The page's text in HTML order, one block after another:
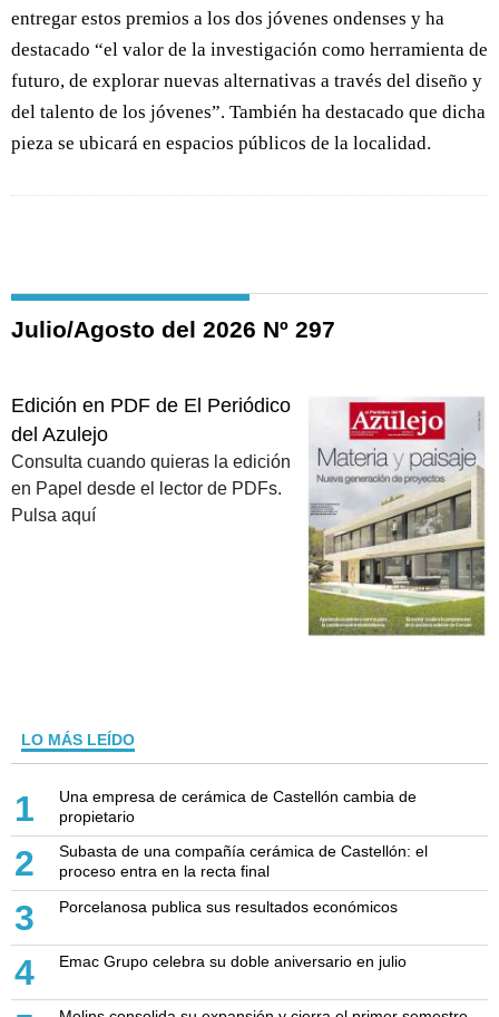
entregar estos premios a los dos jóvenes ondenses y ha
destacado “el valor de la investigación como herramienta de
futuro, de explorar nuevas alternativas a través del diseño y
del talento de los jóvenes”. También ha destacado que dicha
pieza se ubicará en espacios públicos de la localidad.
Julio/Agosto del 2026 Nº 297
Edición en PDF de El Periódico
del Azulejo
Consulta cuando quieras la edición
en Papel desde el lector de PDFs.
Pulsa aquí
LO MÁS LEÍDO
1
Una empresa de cerámica de Castellón cambia de
propietario
2
Subasta de una compañía cerámica de Castellón: el
proceso entra en la recta final
3 Porcelanosa publica sus resultados económicos
4 Emac Grupo celebra su doble aniversario en julio